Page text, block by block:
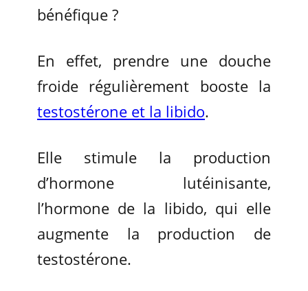
bénéfique ?
En effet, prendre une douche
froide régulièrement booste la
testostérone et la libido.
Elle stimule la production
d’hormone lutéinisante,
l’hormone de la libido, qui elle
augmente la production de
testostérone.